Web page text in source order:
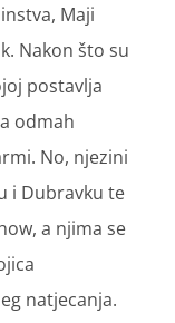
Maji
Nakon što su
postavlja
odmah
No, njezini
i Dubravku te
a njima se
natjecanja.